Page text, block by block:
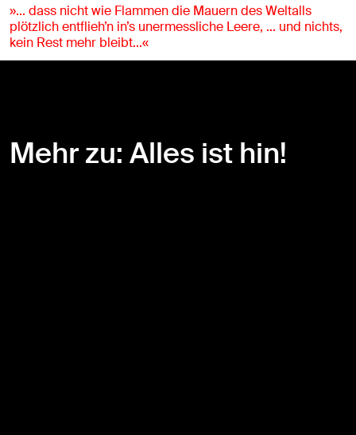
»... dass nicht wie Flammen die Mauern des Weltalls
plötzlich entflieh’n in’s unermessliche Leere, ... und nichts,
kein Rest mehr bleibt...«
Mehr zu: Alles ist hin!